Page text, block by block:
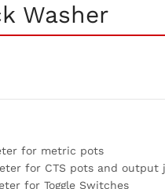
Washer
for metric pots
for CTS pots and output
for Toggle Switches